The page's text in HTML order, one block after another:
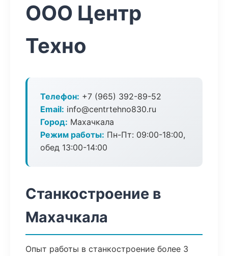
ООО Центр
Техно
Телефон: +7 (965) 392-89-52
Email: info@centrtehno830.ru
Город: Махачкала
Режим работы: Пн-Пт: 09:00-18:00,
обед 13:00-14:00
Станкостроение в
Махачкала
Опыт работы в станкостроение более 3